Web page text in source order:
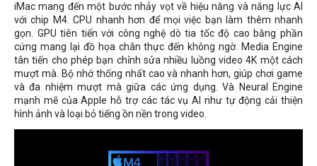
iMac mang đến một bước nhảy vọt về hiệu năng và năng lực AI
với chip M4. CPU nhanh hơn để mọi việc bạn làm thêm nhanh
gọn. GPU tiên tiến với công nghệ dò tia tốc độ cao bằng phần
cứng mang lại đồ họa chân thực đến không ngờ. Media Engine
tân tiến cho phép bạn chỉnh sửa nhiều luồng video 4K một cách
mượt mà. Bộ nhớ thống nhất cao và nhanh hơn, giúp chơi game
và đa nhiệm mượt mà giữa các ứng dụng. Và Neural Engine
mạnh mẽ của Apple hỗ trợ các tác vụ AI như tự động cải thiện
hình ảnh và loại bỏ tiếng ồn nền trong video.